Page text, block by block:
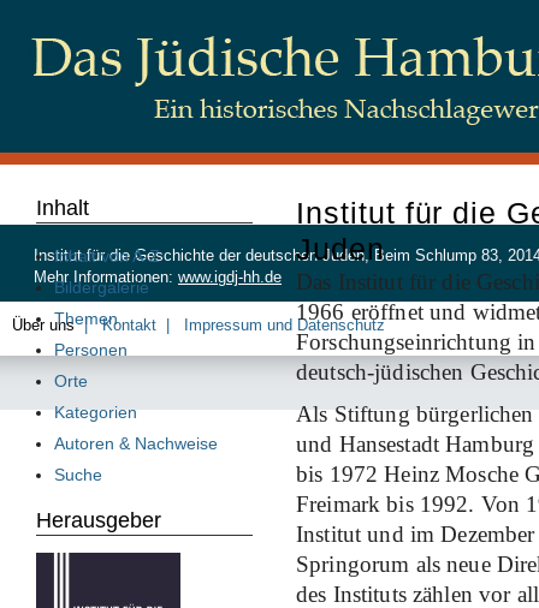
Institut für die
Juden
Das Institut für die
1966 eröffnet und
Forschungseinrichtung
deutsch-jüdischen
Als Stiftung
und Hansestadt
bis 1972 Heinz Mosche
Freimark bis 1992. Von
Institut und im
Springorum als neue
des Instituts zählen vor
Inhalt
Inhalt von A-Z
Bildergalerie
Themen
Personen
Orte
Kategorien
Autoren & Nachweise
Suche
Herausgeber
Institut für die Geschichte der deutschen Juden, Beim Schlump 83,
Mehr Informationen: www.igdj-hh.de
Über uns Kontakt Impressum und Datenschutz